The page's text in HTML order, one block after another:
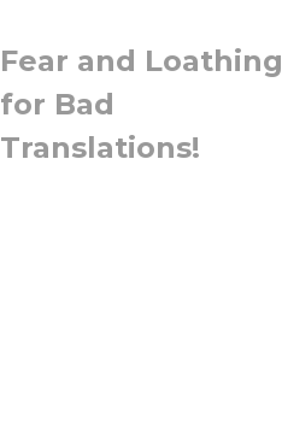
Fear and Loathing
for Bad
Translations!